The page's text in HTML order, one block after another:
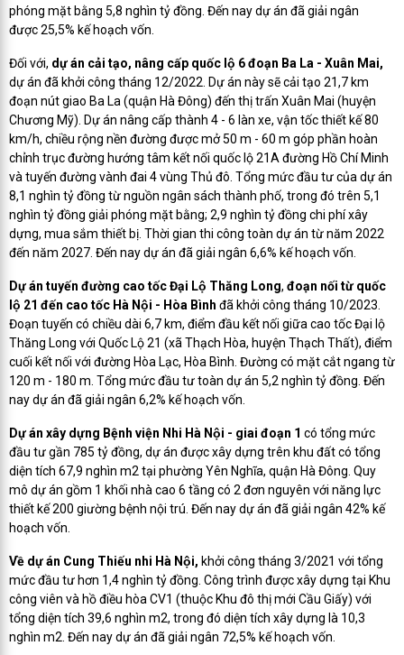
phóng mặt bằng 5,8 nghìn tỷ đồng. Đến nay dự án đã giải ngân
được 25,5% kế hoạch vốn.
Đối với, dự án cải tạo, nâng cấp quốc lộ 6 đoạn Ba La - Xuân Mai,
dự án đã khởi công tháng 12/2022. Dự án này sẽ cải tạo 21,7 km
đoạn nút giao Ba La (quận Hà Đông) đến thị trấn Xuân Mai (huyện
Chương Mỹ). Dự án nâng cấp thành 4 - 6 làn xe, vận tốc thiết kế 80
km/h, chiều rộng nền đường được mở 50 m - 60 m góp phần hoàn
chỉnh trục đường hướng tâm kết nối quốc lộ 21A đường Hồ Chí Minh
và tuyến đường vành đai 4 vùng Thủ đô. Tổng mức đầu tư của dự án
8,1 nghìn tỷ đồng từ nguồn ngân sách thành phố, trong đó trên 5,1
nghìn tỷ đồng giải phóng mặt bằng; 2,9 nghìn tỷ đồng chi phí xây
dựng, mua sắm thiết bị. Thời gian thi công toàn dự án từ năm 2022
đến năm 2027. Đến nay dự án đã giải ngân 6,6% kế hoạch vốn.
Dự án tuyến đường cao tốc Đại Lộ Thăng Long, đoạn nối từ quốc
lộ 21 đến cao tốc Hà Nội - Hòa Bình đã khởi công tháng 10/2023.
Đoạn tuyến có chiều dài 6,7 km, điểm đầu kết nối giữa cao tốc Đại lộ
Thăng Long với Quốc Lộ 21 (xã Thạch Hòa, huyện Thạch Thất), điểm
cuối kết nối với đường Hòa Lạc, Hòa Bình. Đường có mặt cắt ngang từ
120 m - 180 m. Tổng mức đầu tư toàn dự án 5,2 nghìn tỷ đồng. Đến
nay dự án đã giải ngân 6,2% kế hoạch vốn.
Dự án xây dựng Bệnh viện Nhi Hà Nội - giai đoạn 1 có tổng mức
đầu tư gần 785 tỷ đồng, dự án được xây dựng trên khu đất có tổng
diện tích 67,9 nghìn m2 tại phường Yên Nghĩa, quận Hà Đông. Quy
mô dự án gồm 1 khối nhà cao 6 tầng có 2 đơn nguyên với năng lực
thiết kế 200 giường bệnh nội trú. Đến nay dự án đã giải ngân 42% kế
hoạch vốn.
Về dự án Cung Thiếu nhi Hà Nội, khởi công tháng 3/2021 với tổng
mức đầu tư hơn 1,4 nghìn tỷ đồng. Công trình được xây dựng tại Khu
công viên và hồ điều hòa CV1 (thuộc Khu đô thị mới Cầu Giấy) với
tổng diện tích 39,6 nghìn m2, trong đó diện tích xây dựng là 10,3
nghìn m2. Đến nay dự án đã giải ngân 72,5% kế hoạch vốn.